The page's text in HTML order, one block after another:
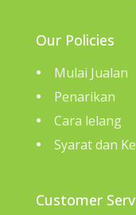
Our Policies
Mulai Jualan
Penarikan
Cara lelang
Syarat dan
Customer